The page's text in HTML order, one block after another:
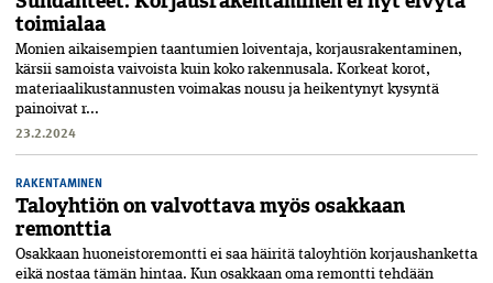
toimialaa
Monien aikaisempien taantumien loiventaja, korjausrakentaminen,
kärsii samoista vaivoista kuin koko rakennusala. Korkeat korot,
materiaalikustannusten voimakas nousu ja heikentynyt kysyntä
painoivat r...
23.2.2024
RAKENTAMINEN
Taloyhtiön on valvottava myös osakkaan
remonttia
Osakkaan huoneistoremontti ei saa häiritä taloyhtiön korjaushanketta
eikä nostaa tämän hintaa. Kun osakkaan oma remontti tehdään